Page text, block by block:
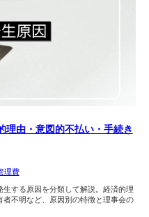
理由・意図的不払い・手続き
理費
する原因を分類して解説。経済的理
不明など、原因別の特徴と理事会の